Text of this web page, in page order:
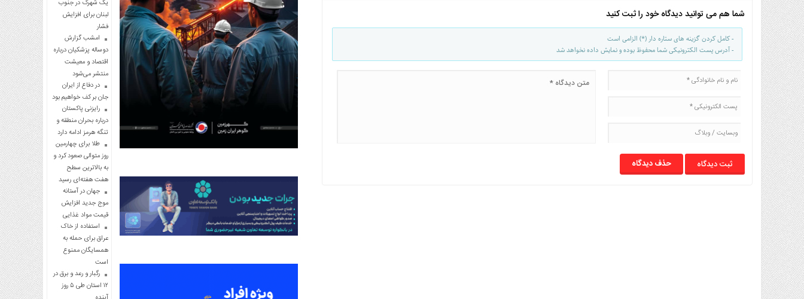
شما هم می توانید دیدگاه خود را ثبت کنید
- کامل کردن گزینه های ستاره دار (*) الزامی است
- آدرس پست الکترونیکی شما محفوظ بوده و نمایش داده نخواهد شد
حذف دیدگاه
یک شهرک در جنوب
لبنان برای افزایش
فشار
امشب گزارش
دوساله پزشکیان درباره
اقتصاد و معیشت
منتشر می‌شود
در دفاع از ایران
جان بر کف خواهیم بود
رایزنی پاکستان
درباره بحران منطقه و
تنگه هرمز ادامه دارد
طلا برای چهارمین
روز متوالی صعود کرد و
به بالاترین سطح
هفت هفته‌ای رسید
جهان در آستانه
موج جدید افزایش
قیمت مواد غذایی
استفاده از خاک
عراق برای حمله به
همسایگان ممنوع
است
رگبار و رعد و برق در
۱۲ استان طی ۵ روز